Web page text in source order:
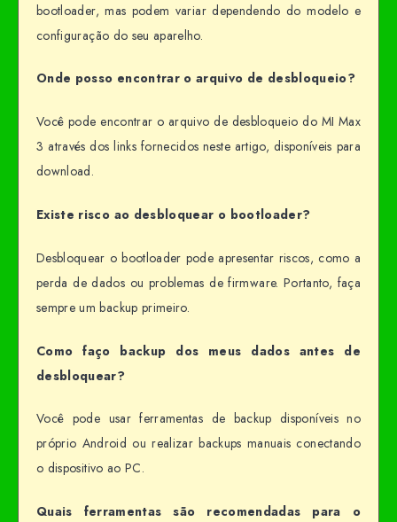
bootloader, mas podem variar dependendo do modelo e
configuração do seu aparelho.
Onde posso encontrar o arquivo de desbloqueio?
Você pode encontrar o arquivo de desbloqueio do MI Max
3 através dos links fornecidos neste artigo, disponíveis para
download.
Existe risco ao desbloquear o bootloader?
Desbloquear o bootloader pode apresentar riscos, como a
perda de dados ou problemas de firmware. Portanto, faça
sempre um backup primeiro.
Como faço backup dos meus dados antes de
desbloquear?
Você pode usar ferramentas de backup disponíveis no
próprio Android ou realizar backups manuais conectando
o dispositivo ao PC.
Quais ferramentas são recomendadas para o